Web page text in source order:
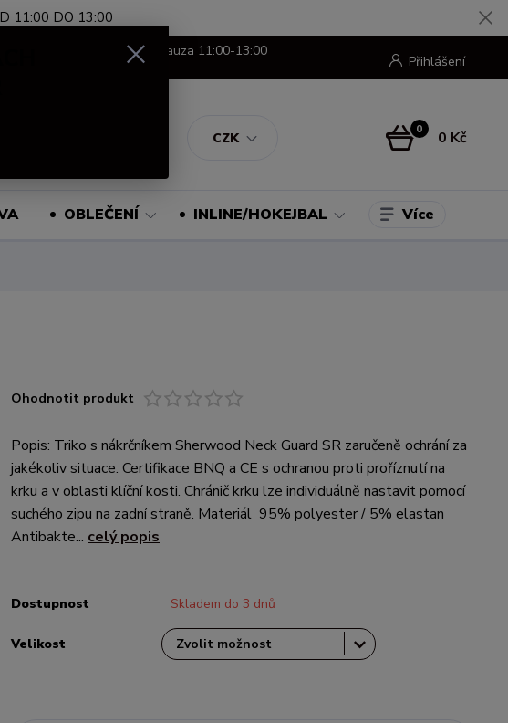
11:00 DO 13:00
CZK
Přihlášení
Po-Pá, 8:00-16:00 pauza 11:00-13:00
0 0 Kč
OBLEČENÍ INLINE/HOKEJBAL Více
Ohodnotit produkt
Popis: Triko s nákrčníkem Sherwood Neck Guard SR zaručeně ochrání za
jakékoliv situace. Certifikace BNQ a CE s ochranou proti proříznutí na
krku a v oblasti klíční kosti. Chránič krku lze individuálně nastavit pomocí
suchého zipu na zadní straně. Materiál 95% polyester / 5% elastan
Antibakte... celý popis
Dostupnost Skladem do 3 dnů
Velikost